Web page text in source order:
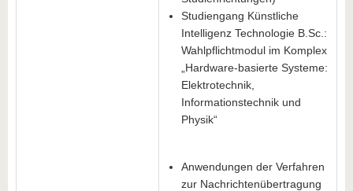
Studiengang Künstliche
Intelligenz Technologie B.Sc.:
Wahlpflichtmodul im Komplex
„Hardware-basierte Systeme:
Elektrotechnik,
Informationstechnik und
Physik“
Anwendungen der Verfahren
zur Nachrichtenübertragung